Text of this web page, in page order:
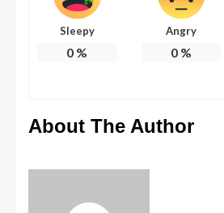
Sleepy
0 %
Angry
0%
About The Author